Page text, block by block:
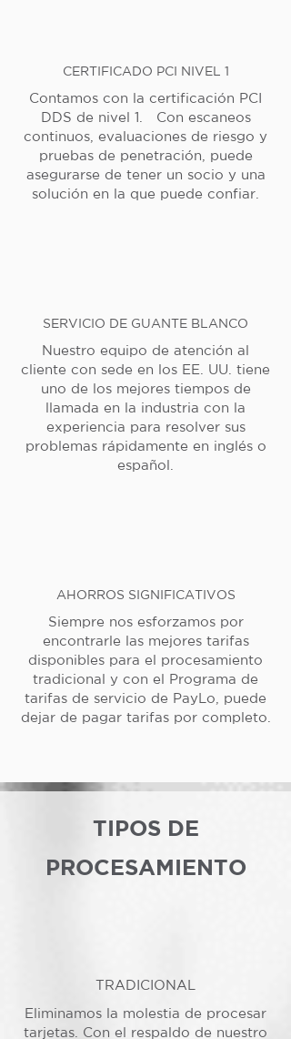
CERTIFICADO PCI NIVEL 1
Contamos con la certificación PCI
DDS de nivel 1. Con escaneos
continuos, evaluaciones de riesgo y
pruebas de penetración, puede
asegurarse de tener un socio y una
solución en la que puede confiar.
SERVICIO DE GUANTE BLANCO
Nuestro equipo de atención al
cliente con sede en los EE. UU. tiene
uno de los mejores tiempos de
llamada en la industria con la
experiencia para resolver sus
problemas rápidamente en inglés o
español.
AHORROS SIGNIFICATIVOS
Siempre nos esforzamos por
encontrarle las mejores tarifas
disponibles para el procesamiento
tradicional y con el Programa de
tarifas de servicio de PayLo, puede
dejar de pagar tarifas por completo.
TIPOS DE
PROCESAMIENTO
TRADICIONAL
Eliminamos la molestia de procesar
tarjetas. Con el respaldo de nuestro